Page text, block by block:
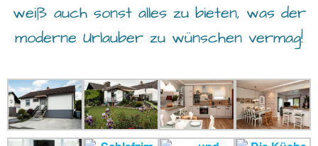
weiß auch sonst alles zu bieten, was der
moderne Urlauber zu wünschen vermag!